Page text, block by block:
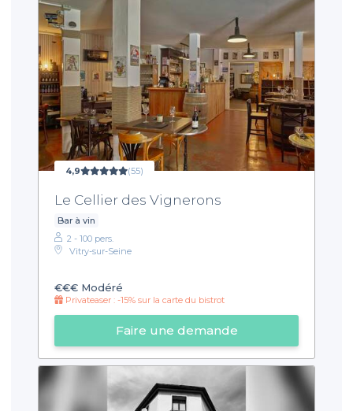
4,9 (55)
Le Cellier des Vignerons
Bar à vin
2 - 100 pers.
Vitry-sur-Seine
€€€ Modéré
Privateaser : -15% sur la carte du bistrot
Faire une demande